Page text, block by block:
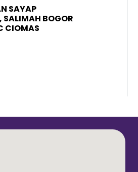
SAYAP
SALIMAH BOGOR
CIOMAS